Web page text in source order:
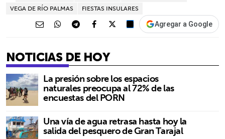
VEGA DE RÍO PALMAS
FIESTAS INSULARES
Agregar a Google
NOTICIAS DE HOY
La presión sobre los espacios
naturales preocupa al 72% de las
encuestas del PORN
Una vía de agua retrasa hasta hoy la
salida del pesquero de Gran Tarajal